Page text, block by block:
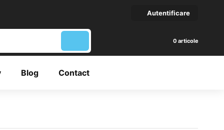
Autentificare
articole
Blog Contact